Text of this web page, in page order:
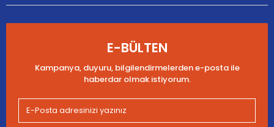
E-BÜLTEN
Kampanya, duyuru, bilgilendirmelerden e-posta ile
haberdar olmak istiyorum.